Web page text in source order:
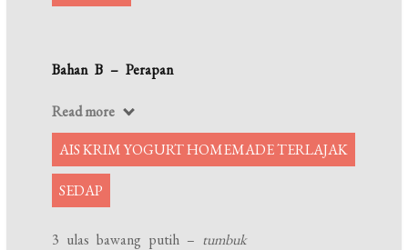
Bahan B – Perapan
Read more
AIS KRIM YOGURT HOMEMADE TERLAJAK
SEDAP
3 ulas bawang putih – tumbuk